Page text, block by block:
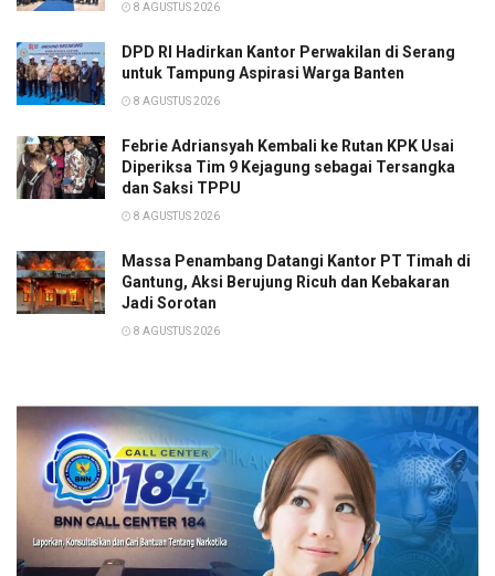
8 AGUSTUS 2026
DPD RI Hadirkan Kantor Perwakilan di Serang
untuk Tampung Aspirasi Warga Banten
8 AGUSTUS 2026
Febrie Adriansyah Kembali ke Rutan KPK Usai
Diperiksa Tim 9 Kejagung sebagai Tersangka
dan Saksi TPPU
8 AGUSTUS 2026
Massa Penambang Datangi Kantor PT Timah di
Gantung, Aksi Berujung Ricuh dan Kebakaran
Jadi Sorotan
8 AGUSTUS 2026